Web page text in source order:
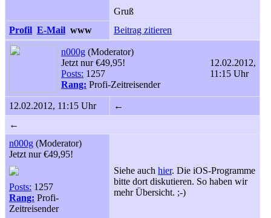
Gruß
Profil E-Mail www Beitrag zitieren
n000g (Moderator)
Jetzt nur €49,95!
Posts: 1257
Rang: Profi-Zeitreisender
12.02.2012,
11:15 Uhr
12.02.2012, 11:15 Uhr
←
←
n000g (Moderator)
Jetzt nur €49,95!
Posts: 1257
Rang: Profi-
Zeitreisender
Siehe auch hier. Die iOS-Programme
bitte dort diskutieren. So haben wir
mehr Übersicht. ;-)